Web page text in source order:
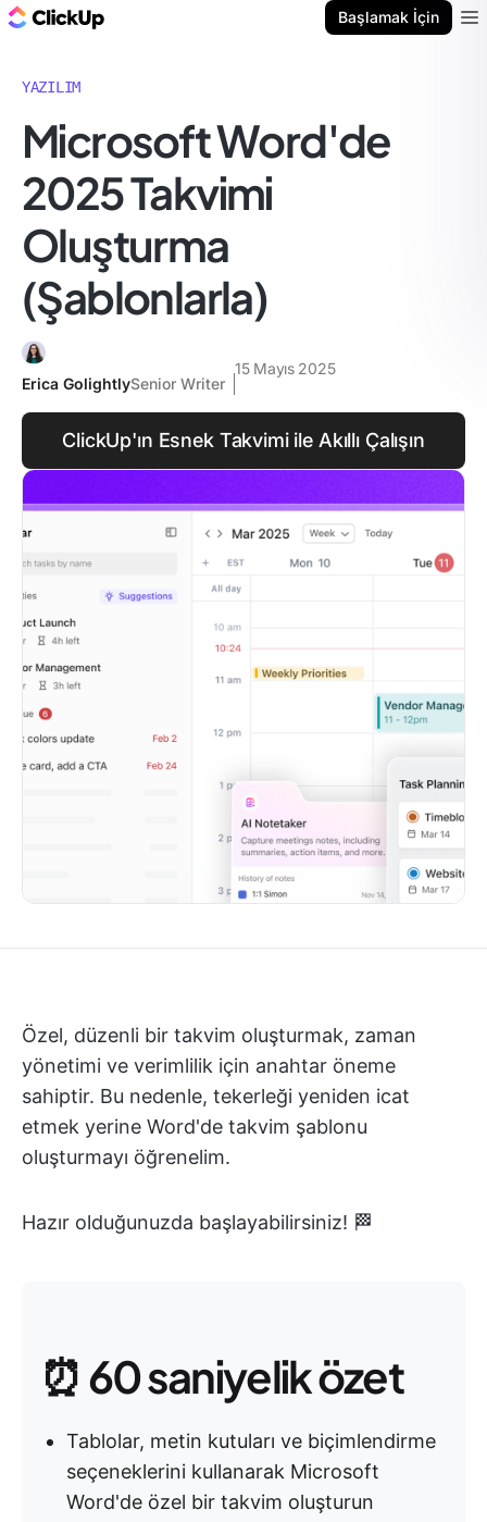
Başlamak İçin
YAZILIM
Microsoft Word'de
2025 Takvimi
Oluşturma
(Şablonlarla)
Erica GolightlySenior Writer
15 Mayıs 2025
ClickUp'ın Esnek Takvimi ile Akıllı Çalışın
Özel, düzenli bir takvim oluşturmak, zaman
yönetimi ve verimlilik için anahtar öneme
sahiptir. Bu nedenle, tekerleği yeniden icat
etmek yerine Word'de takvim şablonu
oluşturmayı öğrenelim.
Hazır olduğunuzda başlayabilirsiniz! 🏁
⏰ 60 saniyelik özet
Tablolar, metin kutuları ve biçimlendirme
seçeneklerini kullanarak Microsoft
Word'de özel bir takvim oluşturun